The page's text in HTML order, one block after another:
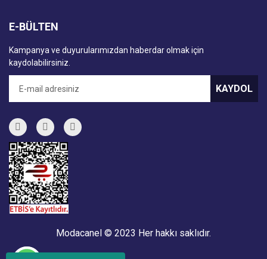
E-BÜLTEN
Kampanya ve duyurularımızdan haberdar olmak için
kaydolabilirsiniz.
KAYDOL
Modacanel © 2023 Her hakkı saklıdır.